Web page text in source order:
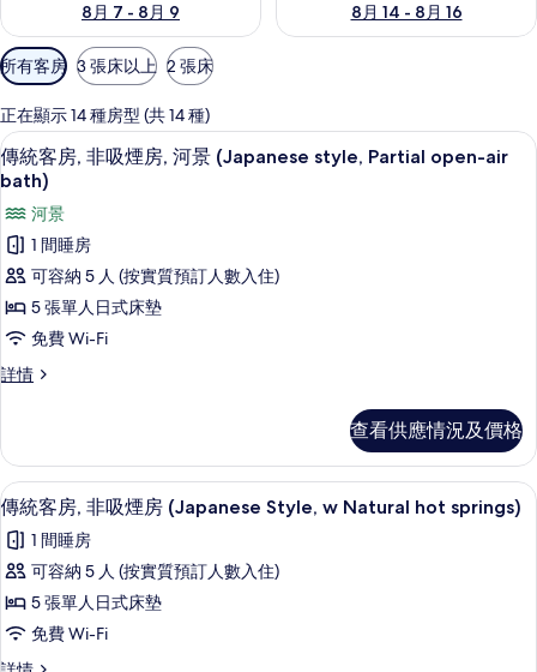
8月 7 - 8月 9
8月 14 - 8月 16
可
用
嘅
客
房
篩
選
條
件
所有客房 3 張床以上 2 張床
正在顯示 14 種房型 (共 14 種)
載
入
所
有
傳
統
客
房,
煙
房,
河
景
(Japanese
style,
Partial
open-
傳統客房, 非吸煙房, 河景 (Japanese
6
傳統客房, 非吸煙房, 河景 (Japanese style, Partial open-air
bath)
河景
1 間睡房
可容納 5 人 (按實質預訂人數入住)
5 張單人日式床墊
免費 Wi-Fi
詳情
傳
非
吸
煙
房,
河
景
style,
Partial
查看供應情況及價格
載
入
所
有
傳
傳統客房, 非吸煙房 (Japanese Style,
4
傳統客房, 非吸煙房 (Japanese Style, w Natural hot springs)
1 間睡房
可容納 5 人 (按實質預訂人數入住)
5 張單人日式床墊
免費 Wi-Fi